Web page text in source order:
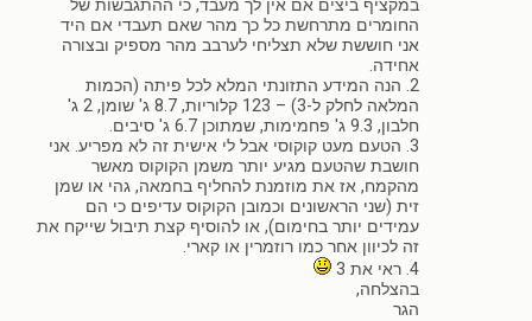
במקציף ביצים אם אין לך מעבד, כי ההתגבשות של
החומרים מתרחשת כל כך מהר שאם תעבדי אם היד
אני חוששת שלא תצליחי לערבב מהר מספיק ובצורה
אחידה.
2. הנה המידע התזונתי המלא לכל פיתה (הכמות
המלאה לחלק ל-3) – 123 קלוריות, 8.7 ג' שומן, 2 ג'
חלבון, 9.3 ג' פחמימות, שמתוכן 6.7 ג' סיבים.
3. הטעם מעט קוקוסי אבל לי אישית זה לא מפריע. אני
חושבת שהטעם מגיע יותר משמן הקוקוס מאשר
מהקמח, אז את מוזמנת להחליף בחמאה, גהי או שמן
זית (שני הראשונים וכמובן הקוקוס עדיפים כי הם
עמידים יותר בחימום), או להוסיף קצת תיבול שייקח את
זה לכיוון אחר כמו רוזמרין או קארי.
4. ראי את 3
בהצלחה,
הגר